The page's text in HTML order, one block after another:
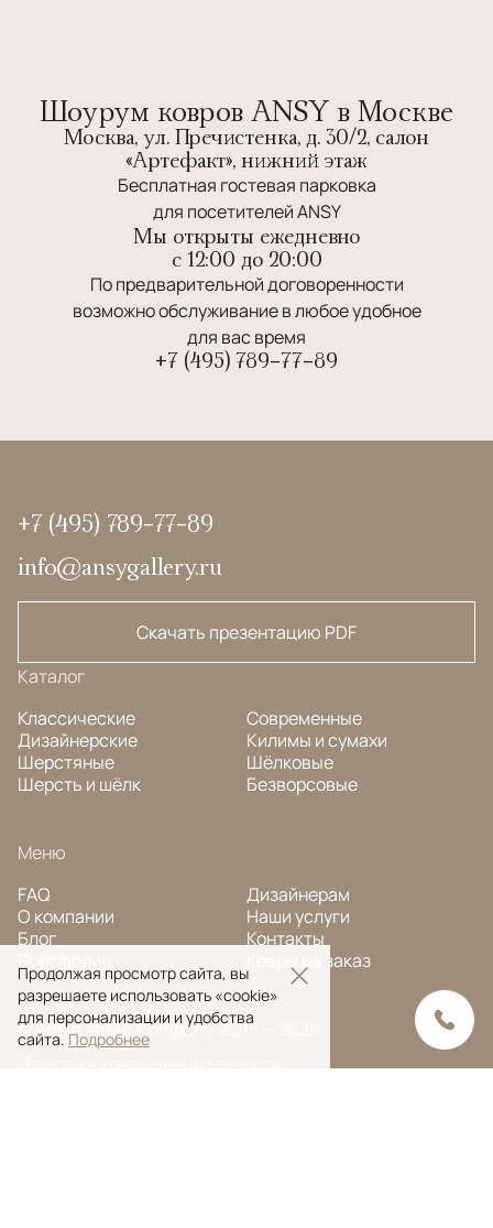
Шоурум ковров ANSY в Москве
Москва, ул. Пречистенка, д. 30/2, салон
«Артефакт», нижний этаж
Бесплатная гостевая парковка
для посетителей ANSY
Мы открыты ежедневно
c 12:00 до 20:00
По предварительной договоренности
возможно обслуживание в любое удобное
для вас время
+7 (495) 789-77-89
+7 (495) 789-77-89
info@ansygallery.ru
Скачать презентацию PDF
Каталог
Классические
Дизайнерские
Шерстяные
Шерсть и шёлк
Современные
Килимы и сумахи
Шёлковые
Безворсовые
Меню
FAQ
О компании
Блог
Дизайнерам
Наши услуги
Контакты
Ковры на заказ
© Ansy Carpet Company 2005 — 2026
Продолжая просмотр сайта, вы
разрешаете использовать «cookie»
для персонализации и удобства
сайта. Подробнее